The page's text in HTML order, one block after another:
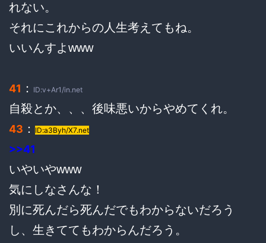
れない。
それにこれからの人生考えてもね。
いいんすよwww
41 ： ID:v+Ar1/in.net
自殺とか、、、後味悪いからやめてくれ。
43 ： ID:a3Byh/X7.net
>>41
いやいやwww
気にしなさんな！
別に死んだら死んだでもわからないだろう
し、生きててもわからんだろう。